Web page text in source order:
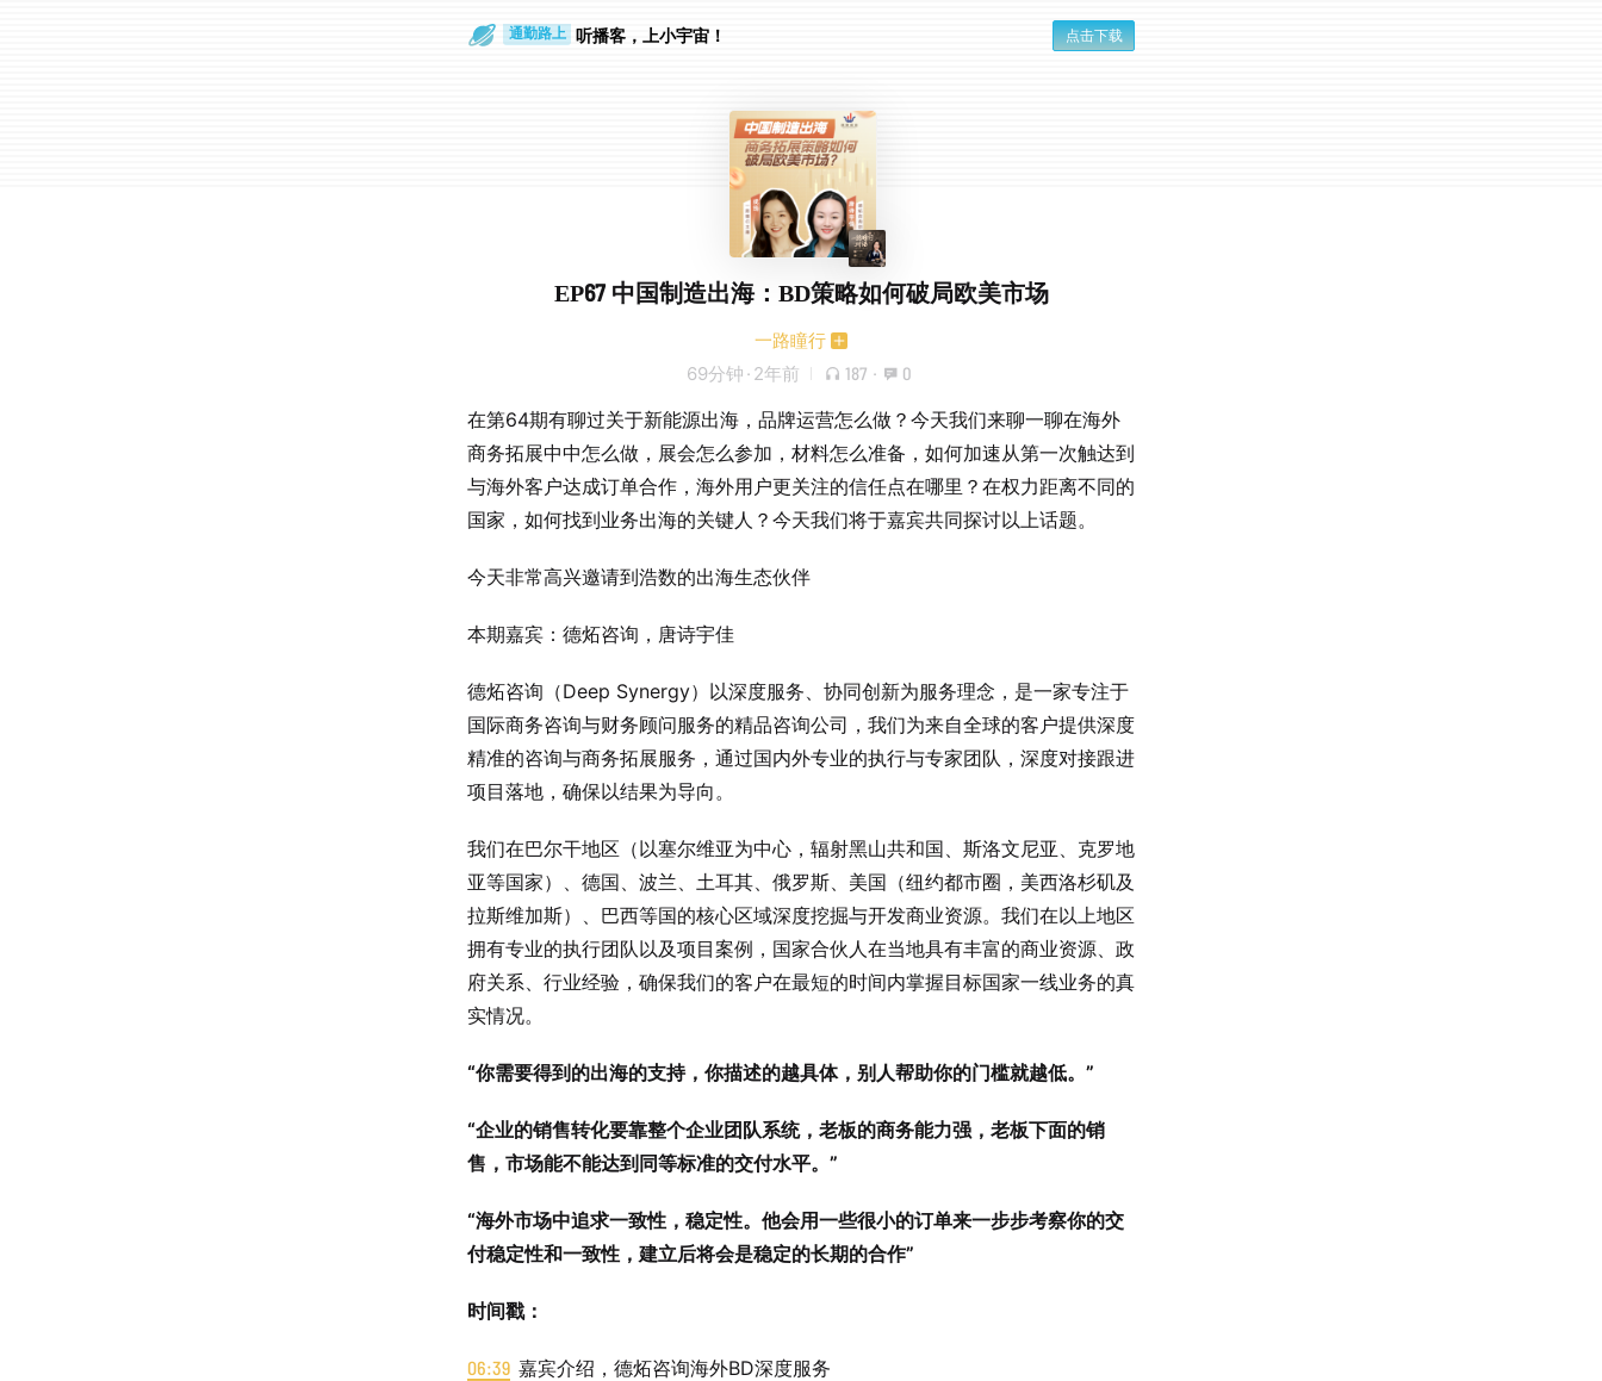
通勤路上 听播客，上小宇宙！ 点击下载
EP67 中国制造出海：BD策略如何破局欧美市场
一路瞳行
69分钟 · 2年前 187 · 0
在第64期有聊过关于新能源出海，品牌运营怎么做？今天我们来聊一聊在海外
商务拓展中中怎么做，展会怎么参加，材料怎么准备，如何加速从第一次触达到
与海外客户达成订单合作，海外用户更关注的信任点在哪里？在权力距离不同的
国家，如何找到业务出海的关键人？今天我们将于嘉宾共同探讨以上话题。
今天非常高兴邀请到浩数的出海生态伙伴
本期嘉宾：德炻咨询，唐诗宇佳
德炻咨询（Deep Synergy）以深度服务、协同创新为服务理念，是一家专注于
国际商务咨询与财务顾问服务的精品咨询公司，我们为来自全球的客户提供深度
精准的咨询与商务拓展服务，通过国内外专业的执行与专家团队，深度对接跟进
项目落地，确保以结果为导向。
我们在巴尔干地区（以塞尔维亚为中心，辐射黑山共和国、斯洛文尼亚、克罗地
亚等国家）、德国、波兰、土耳其、俄罗斯、美国（纽约都市圈，美西洛杉矶及
拉斯维加斯）、巴西等国的核心区域深度挖掘与开发商业资源。我们在以上地区
拥有专业的执行团队以及项目案例，国家合伙人在当地具有丰富的商业资源、政
府关系、行业经验，确保我们的客户在最短的时间内掌握目标国家一线业务的真
实情况。
“你需要得到的出海的支持，你描述的越具体，别人帮助你的门槛就越低。”
“企业的销售转化要靠整个企业团队系统，老板的商务能力强，老板下面的销
售，市场能不能达到同等标准的交付水平。”
“海外市场中追求一致性，稳定性。他会用一些很小的订单来一步步考察你的交
付稳定性和一致性，建立后将会是稳定的长期的合作”
时间戳：
06:39 嘉宾介绍，德炻咨询海外BD深度服务